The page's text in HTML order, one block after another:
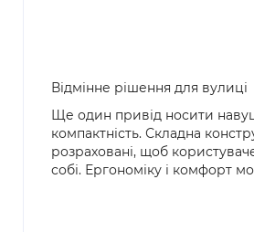
Відмінне рішення для вулиці
Ще один привід носити
компактність. Складна
розраховані, щоб
собі. Ергономіку і комфорт